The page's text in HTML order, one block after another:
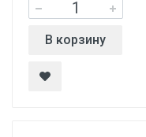
В корзину